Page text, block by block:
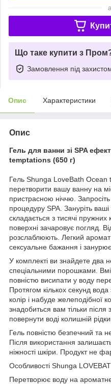
Що таке купити з
Замовлення під
Опис Характеристики
Опис
Гель для ванни зі SPA
temptations (650 г)
Гель Shunga LoveBath Ocean
перетворити вашу ванну на
пристрасною ніччю.
процедуру SPA. Зануріть
складається з тисячі
поверхні зачаровує погляд.
розслаблюють. Легкий
сексуальне бажання і
У комплекті ви знайдете два
спеціальними порошками.
повністю висипати у воду
Протягом кількох секунд
колір і набуде желеподібної
знадобиться вам тільки
повернути воді колишній
Гель повністю безпечний та
Після використання
ніжності шкіри. Продукт не
Особливості Shunga
Перетворює воду на